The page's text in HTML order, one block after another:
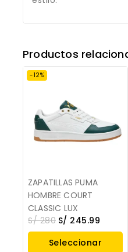
Productos
-12%
ZAPATILLAS PUMA
HOMBRE COURT
CLASSIC LUX
S/280 S/ 245.99
Seleccionar